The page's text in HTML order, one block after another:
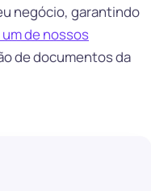
negócio, garantindo
um de nossos
de documentos da